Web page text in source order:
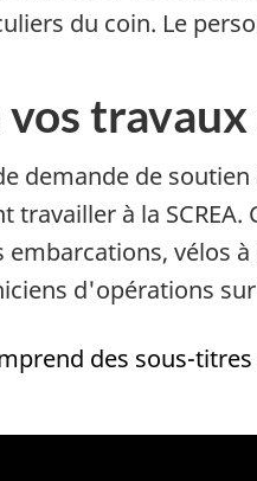
du coin. Le
demande de
travailler à la
vélos
d'opérations
des sous-